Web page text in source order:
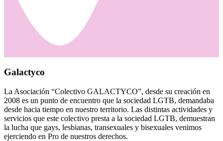
Galactyco
La Asociación “Colectivo GALACTYCO”, desde su creación en
2008 es un punto de encuentro que la sociedad LGTB, demandaba
desde hacia tiempo en nuestro territorio. Las distintas actividades y
servicios que este colectivo presta a la sociedad LGTB, demuestran
la lucha que gays, lesbianas, transexuales y bisexuales venimos
ejerciendo en Pro de nuestros derechos.